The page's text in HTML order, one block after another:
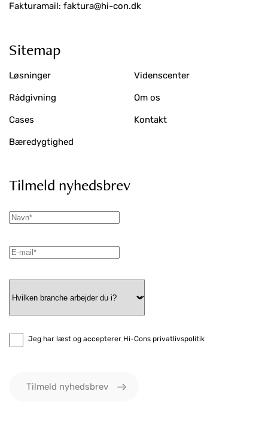
Fakturamail: faktura@hi-con.dk
Sitemap
Løsninger
Rådgivning
Cases
Bæredygtighed
Videnscenter
Om os
Kontakt
Tilmeld nyhedsbrev
Jeg har læst og accepterer Hi-Cons privatlivspolitik
Tilmeld nyhedsbrev